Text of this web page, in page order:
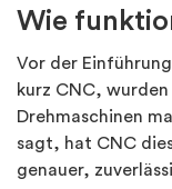
Wie
Vor der
kurz CNC,
Drehmaschinen
sagt, hat CNC
genauer,